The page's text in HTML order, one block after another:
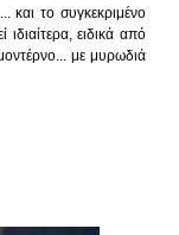
και το συγκεκριμένο
ειδικά από
με μυρωδιά